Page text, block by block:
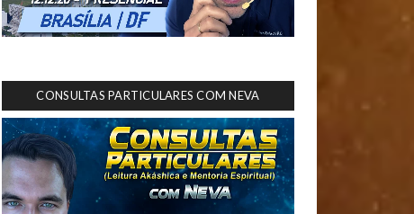
CONSULTAS PARTICULARES COM NEVA